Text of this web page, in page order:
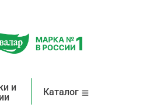
и
Каталог